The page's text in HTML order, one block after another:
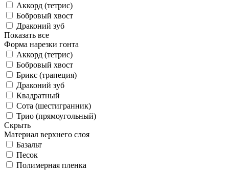
Аккорд (тетрис)
Бобровый хвост
Драконий зуб
Показать все
Форма нарезки гонта
Аккорд (тетрис)
Бобровый хвост
Брикс (трапеция)
Драконий зуб
Квадратный
Сота (шестигранник)
Трио (прямоугольный)
Скрыть
Материал верхнего слоя
Базальт
Песок
Полимерная пленка